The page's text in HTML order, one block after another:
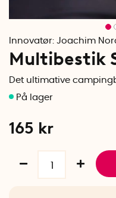
Innovatør: Joachim
Multibestik
Det ultimative
165 kr